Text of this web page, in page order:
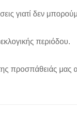
γιατί δεν
περιόδου.
προσπάθειάς μας